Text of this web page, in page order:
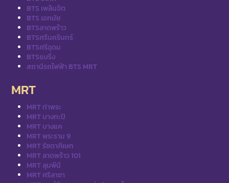
BTS เพลินจิต
BTS เอกมัย
BTSลาดพร้าว
BTSศรีนครินทร์
BTSศรีอุดม
BTSแบริ่ง
สถานีรถไฟฟ้า BTS MRT
MRT
MRT ท่าพระ
MRT บางกะปิ
MRT บางแค
MRT พระราม 9
MRT รัชดาภิเษก
MRT ลาดพร้าว 101
MRT ลุมพินี
MRT ศรีลาซา